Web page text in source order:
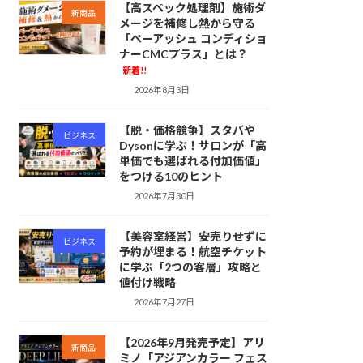
新商品
【高スペック処理剤】施術ダ
メージを補修し熱から守る
「ペーアッシュ コンディショ
ナーCMCプラス」とは？
新着!!
2026年8月3日
ビジネス
【脱・価格競争】スタバや
Dysonに学ぶ！サロンが「高
単価でも選ばれる付加価値」
をつける10のヒント
2026年7月30日
ビジネス
【美容室経営】安売りせずに
予約が埋まる！航空チケット
に学ぶ「2つの客層」攻略と
値付け戦略
2026年7月27日
新商品
【2026年9月発売予定】アリ
ミノ「アジアンカラー フェス